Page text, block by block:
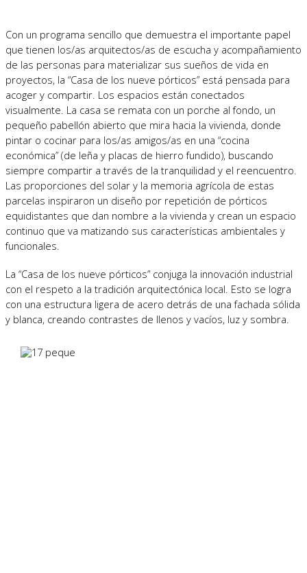
Con un programa sencillo que demuestra el importante papel
que tienen los/as arquitectos/as de escucha y acompañamiento
de las personas para materializar sus sueños de vida en
proyectos, la “Casa de los nueve pórticos” está pensada para
acoger y compartir. Los espacios están conectados
visualmente. La casa se remata con un porche al fondo, un
pequeño pabellón abierto que mira hacia la vivienda, donde
pintar o cocinar para los/as amigos/as en una “cocina
económica” (de leña y placas de hierro fundido), buscando
siempre compartir a través de la tranquilidad y el reencuentro.
Las proporciones del solar y la memoria agrícola de estas
parcelas inspiraron un diseño por repetición de pórticos
equidistantes que dan nombre a la vivienda y crean un espacio
continuo que va matizando sus características ambientales y
funcionales.
La “Casa de los nueve pórticos” conjuga la innovación industrial
con el respeto a la tradición arquitectónica local. Esto se logra
con una estructura ligera de acero detrás de una fachada sólida
y blanca, creando contrastes de llenos y vacíos, luz y sombra.